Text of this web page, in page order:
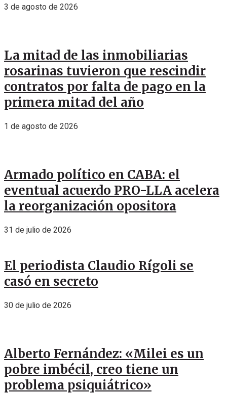
3 de agosto de 2026
La mitad de las inmobiliarias
rosarinas tuvieron que rescindir
contratos por falta de pago en la
primera mitad del año
1 de agosto de 2026
Armado político en CABA: el
eventual acuerdo PRO-LLA acelera
la reorganización opositora
31 de julio de 2026
El periodista Claudio Rígoli se
casó en secreto
30 de julio de 2026
Alberto Fernández: «Milei es un
pobre imbécil, creo tiene un
problema psiquiátrico»